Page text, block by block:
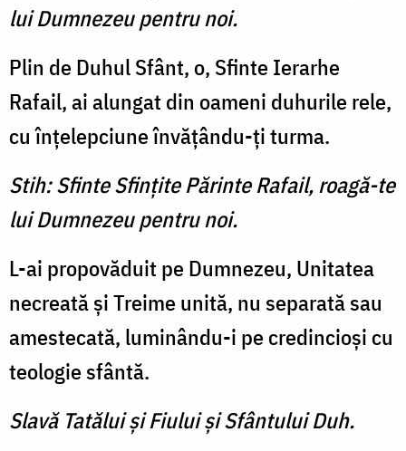
lui Dumnezeu pentru noi.
Plin de Duhul Sfânt, o, Sfinte Ierarhe
Rafail, ai alungat din oameni duhurile rele,
cu înțelepciune învățându-ți turma.
Stih: Sfinte Sfințite Părinte Rafail, roagă-te
lui Dumnezeu pentru noi.
L-ai propovăduit pe Dumnezeu, Unitatea
necreată și Treime unită, nu separată sau
amestecată, luminându-i pe credincioși cu
teologie sfântă.
Slavă Tatălui şi Fiului şi Sfântului Duh.